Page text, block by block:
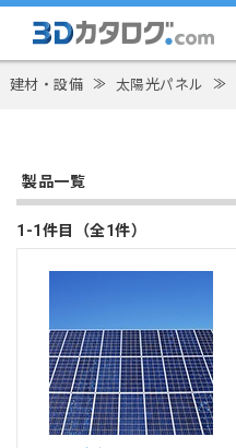
建材・設備 ≫ 太陽光パネル ≫
製品一覧
1-1件目（全1件）